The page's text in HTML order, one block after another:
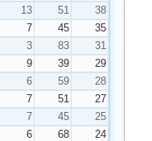
13 51
38
7 45
35
3 83
31
9 39
29
6 59
28
7 51
27
7 45
25
6 68
24